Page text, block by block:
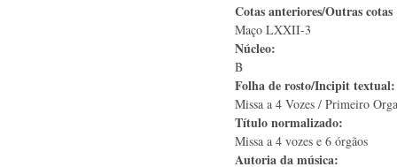
Cotas anteriores/Outras
Maço LXXII-3
Núcleo:
B
Folha de rosto/Incipit
Missa a 4 Vozes / Primeiro
Título normalizado:
Missa a 4 vozes e 6 órgãos
Autoria da música: